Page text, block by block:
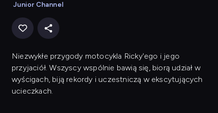
Junior Channel
Niezwykłe przygody motocykla Ricky'ego i jego
przyjaciół. Wszyscy wspólnie bawią się, biorą udział w
wyścigach, biją rekordy i uczestniczą w ekscytujących
ucieczkach.